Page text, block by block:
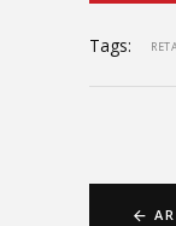
Tags: